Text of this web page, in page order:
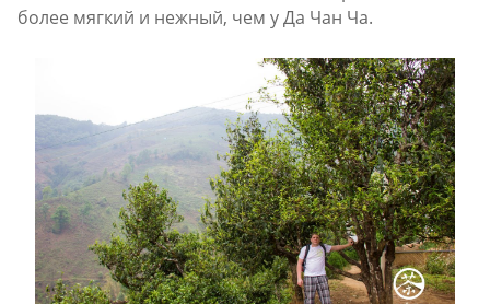
более мягкий и нежный, чем у Да Чан Ча.